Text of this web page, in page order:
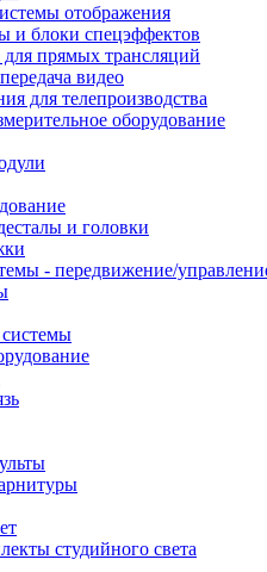
отображения
и блоки спецэффектов
прямых трансляций
видео
для телепроизводства
оборудование
и головки
- передвижение/
студийного света